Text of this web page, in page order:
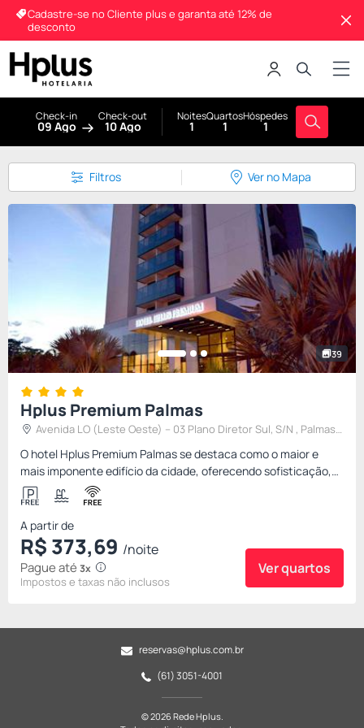
Cadastre-se no Cliente plus e garanta até 12% de
desconto
Check-in
09 Ago
Check-out
10 Ago
Noites
1
Quartos
1
Hóspedes
1
Filtros Ver no Mapa
39
Hplus Premium Palmas
O hotel Hplus Premium Palmas se destaca como o maior e
mais imponente edifício da cidade, oferecendo sofisticação,
hospitalidade e um atendimento diferenciado em uma
localização pr...
A partir de
R$ 373,69 /noite
Impostos e taxas não inclusos
Pague até 3x Ver quartos
reservas@hplus.com.br
(61) 3051-4001
© 2026 Rede Hplus.